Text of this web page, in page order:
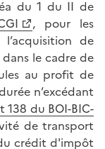
du 1 du II de
, pour les
de
le cadre de
au profit de
n’excédant
138 du BOI-BIC-
de transport
crédit d'impôt